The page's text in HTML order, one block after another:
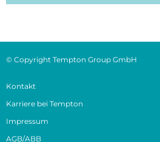
© Copyright Tempton Group GmbH
Kontakt
Karriere bei Tempton
Impressum
AGB/ABB